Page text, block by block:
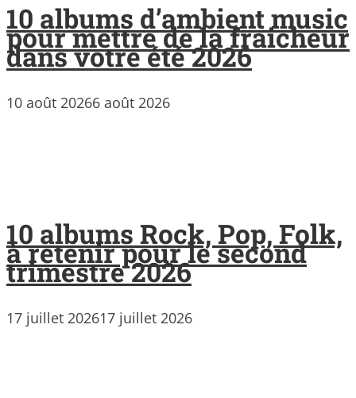
10 albums d’ambient music
pour mettre de la fraicheur
dans votre été 2026
10 août 20266 août 2026
10 albums Rock, Pop, Folk,
à retenir pour le second
trimestre 2026
17 juillet 202617 juillet 2026